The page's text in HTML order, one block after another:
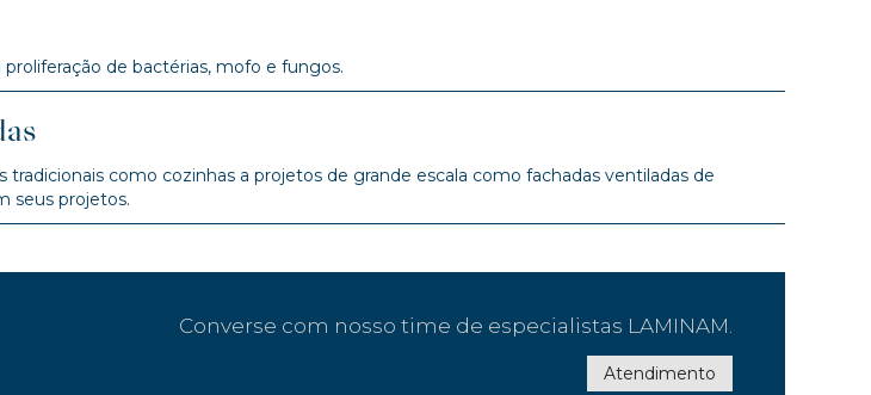
de bactérias, mofo e fungos.
como cozinhas a projetos de grande escala como fachadas ventiladas de
seus projetos.
Converse com nosso time de especialistas LAMINAM.
Atendimento